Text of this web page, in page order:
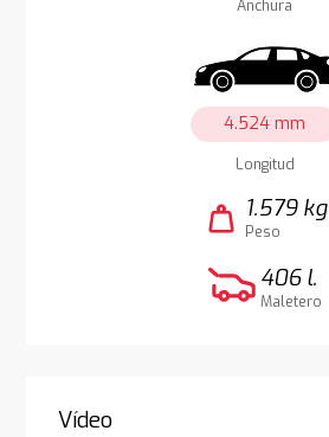
Anchura
4.524 mm
Longitud
weight 1.579 kg
Peso
406 l.
Maletero
Vídeo